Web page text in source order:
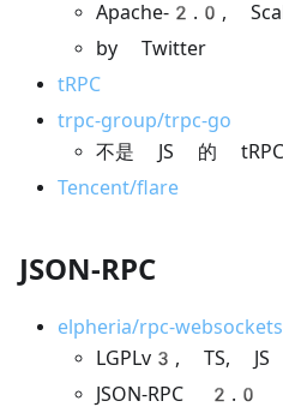
Apache-2.0,
by Twitter
tRPC
trpc-group/trpc-go
不是 JS 的 tRPC
Tencent/flare
JSON-RPC
elpheria/rpc-websockets
LGPLv3, TS, JS
JSON-RPC 2.0